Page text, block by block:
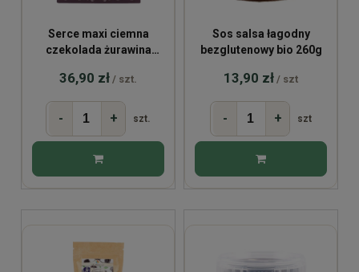
Serce maxi ciemna
czekolada żurawina
36,90 zł / szt.
- + szt.
Sos salsa łagodny
bezglutenowy bio 260g
13,90 zł / szt
- + szt